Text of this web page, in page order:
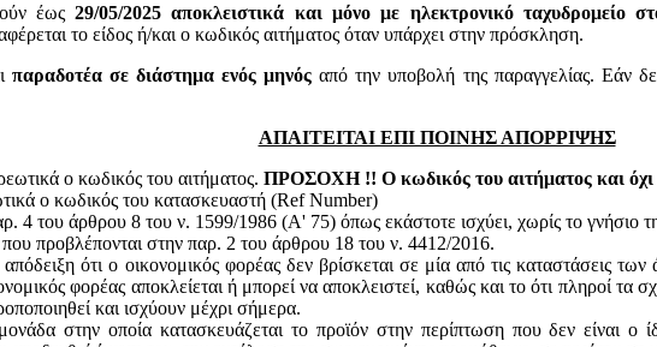
έως29/05/2025 αποκλειστικά και μόνο με ηλεκτρονικό ταχυδρομείο
το είδος ή/και ο κωδικός αιτήματος όταν υπάρχει στην πρόσκληση.
παραδοτέα σε διάστημα ενός μηνός από την υποβολή της παραγγελίας. Εάν
ΑΠΑΙΤΕΙΤΑΙ ΕΠΙ ΠΟΙΝΗΣ ΑΠΟΡΡΙΨΗΣ
ο κωδικός του αιτήματος. ΠΡΟΣΟΧΗ !! Ο κωδικός του αιτήματος και όχι
ο κωδικός του κατασκευαστή (Ref Number)
4 του άρθρου 8 του ν. 1599/1986 (Α' 75) όπως εκάστοτε ισχύει, χωρίς το γνήσιο
που προβλέπονται στην παρ. 2 του άρθρου 18 του ν. 4412/2016.
ότι ο οικονομικός φορέας δεν βρίσκεται σε μία από τις καταστάσεις
φορέας αποκλείεται ή μπορεί να αποκλειστεί, καθώς και το ότι πληροί
και ισχύουν μέχρι σήμερα.
στην οποία κατασκευάζεται το προϊόν στην περίπτωση που δεν είναι ο